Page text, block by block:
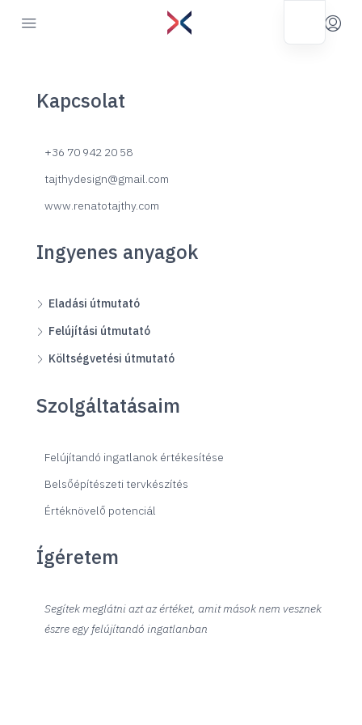
Kapcsolat
+36 70 942 20 58
tajthydesign@gmail.com
www.renatotajthy.com
Ingyenes anyagok
Eladási útmutató
Felújítási útmutató
Költségvetési útmutató
Szolgáltatásaim
Felújítandó ingatlanok értékesítése
Belsőépítészeti tervkészítés
Értéknövelő potenciál
Ígéretem
Segítek meglátni azt az értéket, amit mások nem vesznek
észre egy felújítandó ingatlanban